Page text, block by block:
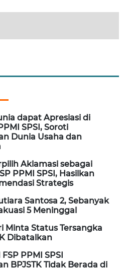
dapat Apresiasi di
SPSI, Soroti
Dunia Usaha dan
Aklamasi sebagai
PPMI SPSI, Hasilkan
Strategis
Santosa 2, Sebanyak
5 Meninggal
Minta Status Tersangka
Dibatalkan
PPMI SPSI
BPJSTK Tidak Berada di